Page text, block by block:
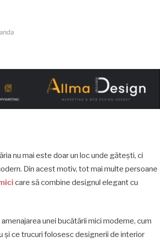
nu mai este doar un loc unde gătești, ci
Din acest motiv, tot mai multe persoane
care să combine designul elegant cu
unei bucătării mici moderne, cum
și ce trucuri folosesc designerii de interior